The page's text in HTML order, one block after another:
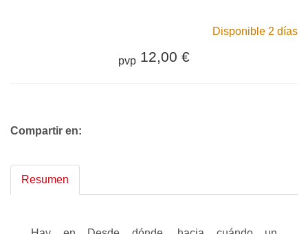
Disponible 2 días
pvp 12,00 €
Compartir en:
Resumen